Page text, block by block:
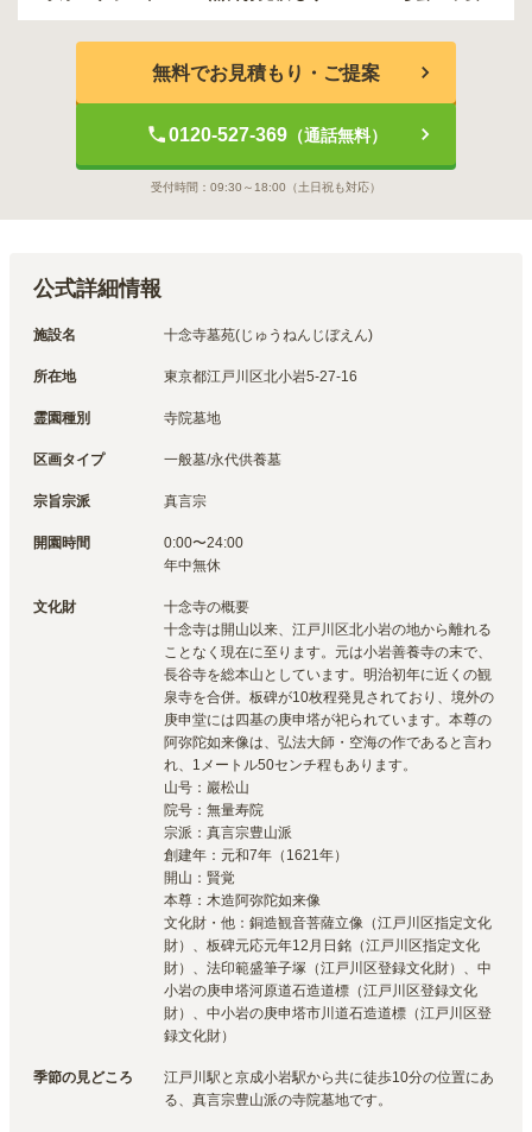
無料でお見積もり・ご提案
0120-527-369（通話無料）
受付時間： 09:30～18:00 （土日祝も対応）
公式詳細情報
施設名 十念寺墓苑(じゅうねんじぼえん)
所在地 東京都江戸川区北小岩5-27-16
霊園種別 寺院墓地
区画タイプ 一般墓/永代供養墓
宗旨宗派 真言宗
開園時間
0:00〜24:00
文化財
十念寺の概要
十念寺は開山以来、江戸川区北小岩の地から離れる
ことなく現在に至ります。元は小岩善養寺の末で、
長谷寺を総本山としています。明治初年に近くの観
泉寺を合併。板碑が10枚程発見されており、境外の
庚申堂には四基の庚申塔が祀られています。本尊の
阿弥陀如来像は、弘法大師・空海の作であると言わ
れ、1メートル50センチ程もあります。
山号：巖松山
院号：無量寿院
宗派：真言宗豊山派
創建年：元和7年（1621年）
開山：賢覚
本尊：木造阿弥陀如来像
文化財・他：銅造観音菩薩立像（江戸川区指定文化
財）、板碑元応元年12月日銘（江戸川区指定文化
財）、法印範盛筆子塚（江戸川区登録文化財）、中
小岩の庚申塔河原道石造道標（江戸川区登録文化
財）、中小岩の庚申塔市川道石造道標（江戸川区登
録文化財）
季節の見どころ
江戸川駅と京成小岩駅から共に徒歩10分の位置にあ
る、真言宗豊山派の寺院墓地です。